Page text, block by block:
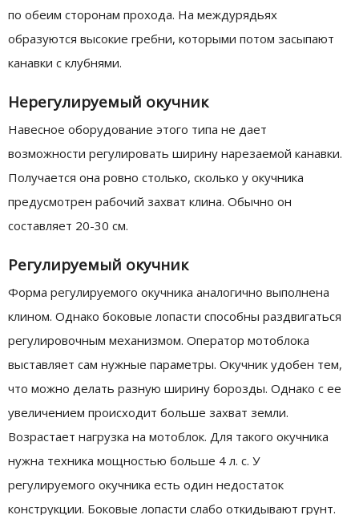
по обеим сторонам прохода. На междурядьях
образуются высокие гребни, которыми потом засыпают
канавки с клубнями.
Нерегулируемый окучник
Навесное оборудование этого типа не дает
возможности регулировать ширину нарезаемой канавки.
Получается она ровно столько, сколько у окучника
предусмотрен рабочий захват клина. Обычно он
составляет 20-30 см.
Регулируемый окучник
Форма регулируемого окучника аналогично выполнена
клином. Однако боковые лопасти способны раздвигаться
регулировочным механизмом. Оператор мотоблока
выставляет сам нужные параметры. Окучник удобен тем,
что можно делать разную ширину борозды. Однако с ее
увеличением происходит больше захват земли.
Возрастает нагрузка на мотоблок. Для такого окучника
нужна техника мощностью больше 4 л. с. У
регулируемого окучника есть один недостаток
конструкции. Боковые лопасти слабо откидывают грунт.